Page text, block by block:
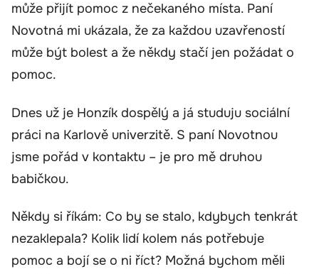
může přijít pomoc z nečekaného místa. Paní
Novotná mi ukázala, že za každou uzavřeností
může být bolest a že někdy stačí jen požádat o
pomoc.
Dnes už je Honzík dospělý a já studuju sociální
práci na Karlově univerzitě. S paní Novotnou
jsme pořád v kontaktu – je pro mě druhou
babičkou.
Někdy si říkám: Co by se stalo, kdybych tenkrát
nezaklepala? Kolik lidí kolem nás potřebuje
pomoc a bojí se o ni říct? Možná bychom měli